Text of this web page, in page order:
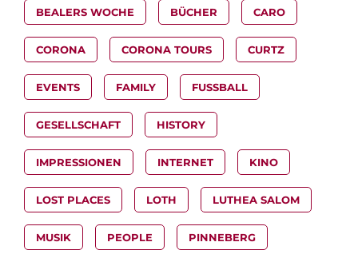
BEALERS WOCHE BÜCHER CARO
CORONA CORONA TOURS CURTZ
EVENTS FAMILY FUSSBALL
GESELLSCHAFT HISTORY
IMPRESSIONEN INTERNET KINO
LOST PLACES LOTH LUTHEA SALOM
MUSIK PEOPLE PINNEBERG